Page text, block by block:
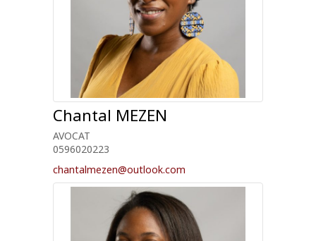
Chantal MEZEN
AVOCAT
0596020223
chantalmezen@outlook.com